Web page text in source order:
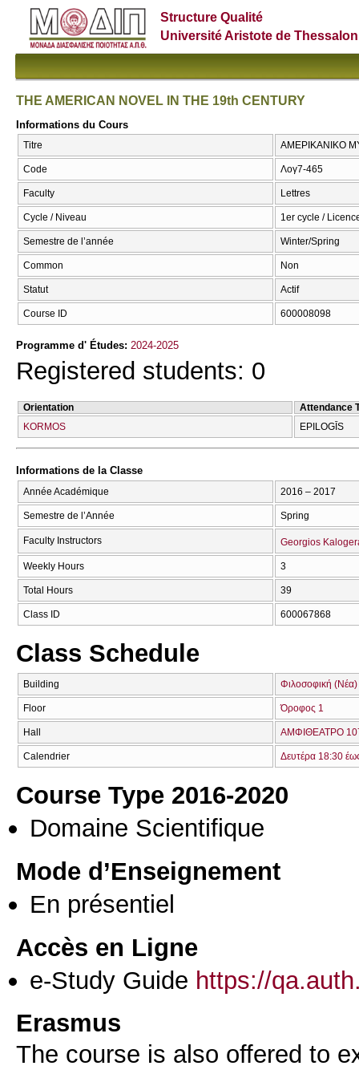
Structure Qualité
Université Aristote de
THE AMERICAN NOVEL IN THE 19th CENTURY
Informations du Cours
Titre ΑΜΕΡΙΚΑΝΙΚΟ
Code Λογ7-465
Faculty Lettres
Cycle / Niveau 1er cycle /
Semestre de l’année Winter/Spring
Common Non
Statut Actif
Course ID 600008098
Programme d' Études: 2024-2025
Registered students: 0
Orientation
Attendance
KORMOS
EPILOGĪS
Informations de la Classe
Année Académique 2016 – 2017
Semestre de l’Année Spring
Faculty Instructors Georgios
Weekly Hours 3
Total Hours 39
Class ID 600067868
Class Schedule
Building Φιλοσοφική (Νέα)
Floor Όροφος 1
Hall ΑΜΦΙΘΕΑΤΡΟ
Calendrier Δευτέρα 18:30
Course Type 2016-2020
Domaine Scientifique
Mode d’Enseignement
En présentiel
Accès en Ligne
e-Study Guide https://
Erasmus
The course is also offered to